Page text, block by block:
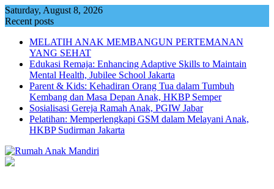
Skip
to
Saturday, August 8, 2026
Recent posts
MELATIH ANAK MEMBANGUN PERTEMANAN
YANG SEHAT
Edukasi Remaja: Enhancing Adaptive Skills to Maintain
Mental Health, Jubilee School Jakarta
Parent & Kids: Kehadiran Orang Tua dalam Tumbuh
Kembang dan Masa Depan Anak, HKBP Semper
Sosialisasi Gereja Ramah Anak, PGIW Jabar
Pelatihan: Memperlengkapi GSM dalam Melayani Anak,
HKBP Sudirman Jakarta